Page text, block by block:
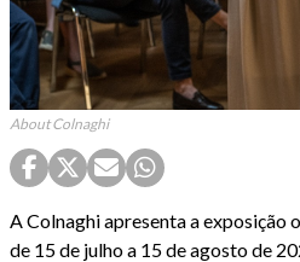
About Colnaghi
A Colnaghi apresenta a exposição
de 15 de julho a 15 de agosto de